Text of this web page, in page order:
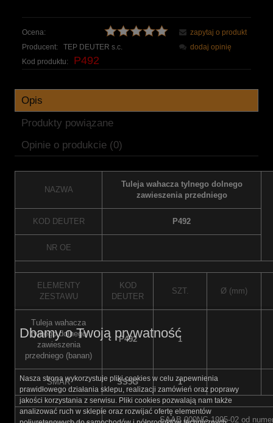
Ocena:
Producent:
TEP DEUTER s.c.
Kod produktu:
P492
zapytaj o produkt
dodaj opinię
Opis
Produkty powiązane
Opinie o produkcie (0)
NAZWA
Tuleja wahacza tylnego dolnego
zawieszenia przedniego
KOD DEUTER P492
NR OE
ELEMENTY
ZESTAWU
KOD
DEUTER
SZT. Ø (mm)
Tuleja wahacza
tylnego dolnego
zawieszenia
przedniego (banan)
P492 1
SMAR SS5G 1
SAAB 900NG 1995-02 od
Dbamy o Twoją prywatność
Nasza strona wykorzystuje pliki cookies w celu zapewnienia
prawidłowego działania sklepu, realizacji zamówień oraz poprawy
jakości korzystania z serwisu. Pliki cookies pozwalają nam także
analizować ruch w sklepie oraz rozwijać ofertę elementów